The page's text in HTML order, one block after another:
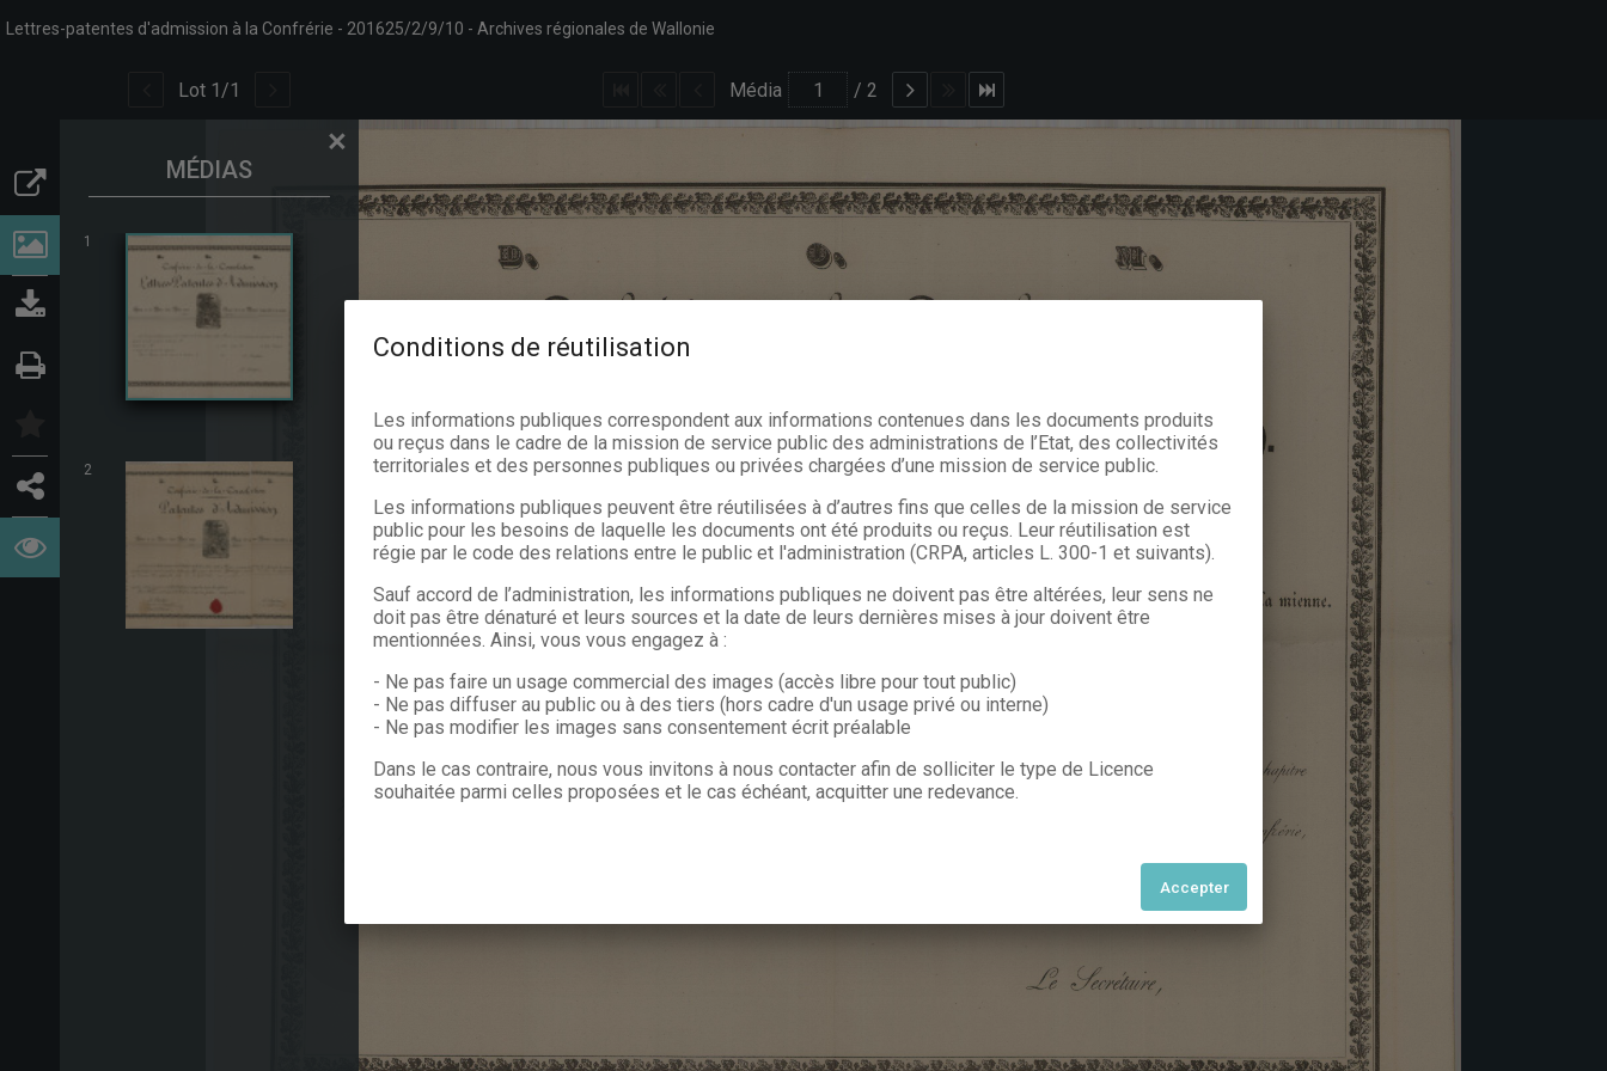
Lettres-patentes d'admission à la Confrérie 201625/2/9/10 Archives régionales de Wallonie
Lot 1 /1 Média / 2
MÉDIAS
×
1
2
Conditions de réutilisation
Les informations publiques correspondent aux informations contenues dans les documents produits
ou reçus dans le cadre de la mission de service public des administrations de l’Etat, des collectivités
territoriales et des personnes publiques ou privées chargées d’une mission de service public.
Les informations publiques peuvent être réutilisées à d’autres fins que celles de la mission de service
public pour les besoins de laquelle les documents ont été produits ou reçus. Leur réutilisation est
régie par le code des relations entre le public et l'administration (CRPA, articles L. 300-1 et suivants).
Sauf accord de l’administration, les informations publiques ne doivent pas être altérées, leur sens ne
doit pas être dénaturé et leurs sources et la date de leurs dernières mises à jour doivent être
mentionnées. Ainsi, vous vous engagez à :
- Ne pas faire un usage commercial des images (accès libre pour tout public)
- Ne pas diffuser au public ou à des tiers (hors cadre d'un usage privé ou interne)
- Ne pas modifier les images sans consentement écrit préalable
Dans le cas contraire, nous vous invitons à nous contacter afin de solliciter le type de Licence
souhaitée parmi celles proposées et le cas échéant, acquitter une redevance.